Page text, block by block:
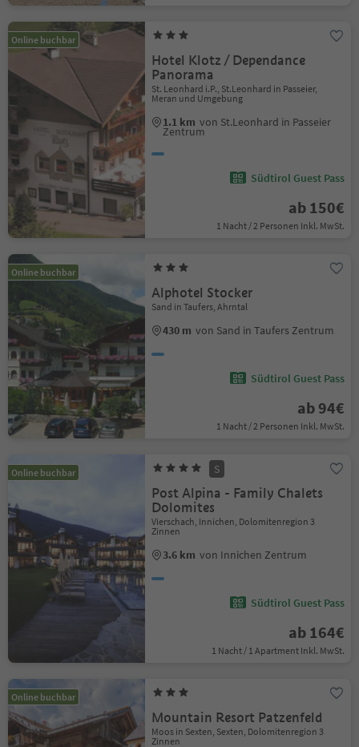
Online buchbar
Hotel Klotz / Dependance
Panorama
St. Leonhard i.P., St.Leonhard in Passeier,
Meran und Umgebung
1.1 km von St.Leonhard in Passeier
Zentrum
Südtirol Guest Pass
ab 150€
1 Nacht / 2 Personen Inkl. MwSt.
Online buchbar
Alphotel Stocker
Sand in Taufers, Ahrntal
430 m von Sand in Taufers Zentrum
Südtirol Guest Pass
ab 94€
1 Nacht / 2 Personen Inkl. MwSt.
Online buchbar S
Post Alpina - Family Chalets
Dolomites
Vierschach, Innichen, Dolomitenregion 3
Zinnen
3.6 km von Innichen Zentrum
Südtirol Guest Pass
ab 164€
1 Nacht / 1 Apartment Inkl. MwSt.
Online buchbar
Mountain Resort Patzenfeld
Moos in Sexten, Sexten, Dolomitenregion 3
Zinnen